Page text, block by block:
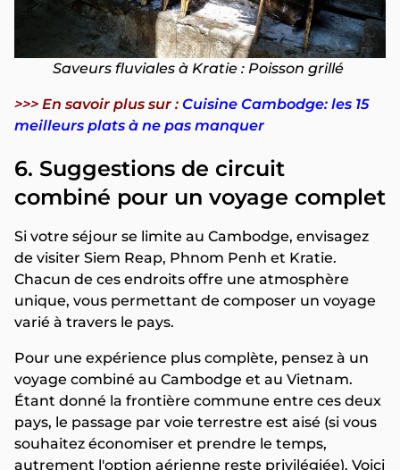
Saveurs fluviales à Kratie : Poisson grillé
>>> En savoir plus sur : Cuisine Cambodge: les 15
meilleurs plats à ne pas manquer
6. Suggestions de circuit
combiné pour un voyage complet
Si votre séjour se limite au Cambodge, envisagez
de visiter Siem Reap, Phnom Penh et Kratie.
Chacun de ces endroits offre une atmosphère
unique, vous permettant de composer un voyage
varié à travers le pays.
Pour une expérience plus complète, pensez à un
voyage combiné au Cambodge et au Vietnam.
Étant donné la frontière commune entre ces deux
pays, le passage par voie terrestre est aisé (si vous
souhaitez économiser et prendre le temps,
autrement l'option aérienne reste privilégiée). Voici